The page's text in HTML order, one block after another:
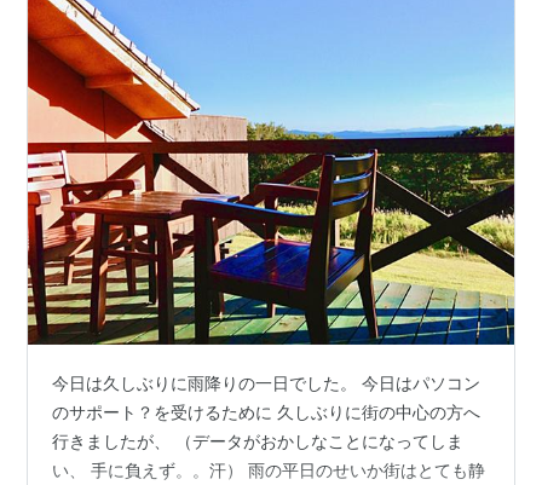
今日は久しぶりに雨降りの一日でした。 今日はパソコン
のサポート？を受けるために 久しぶりに街の中心の方へ
行きましたが、 （データがおかしなことになってしま
い、 手に負えず。。汗） 雨の平日のせいか街はとても静